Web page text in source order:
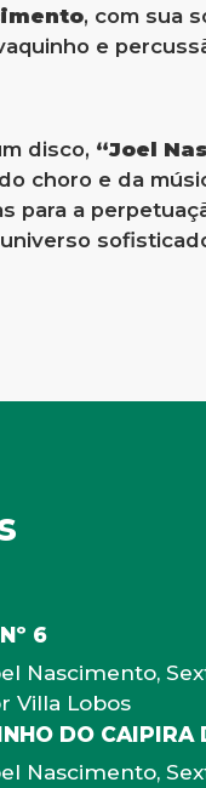
, com sua
e
disco, “Joel
choro e da
para a
6
Nascimento,
Villa Lobos
DO CAIPIRA
Nascimento,